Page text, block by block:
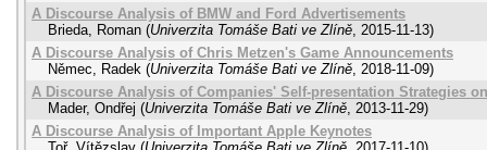
A Discourse Analysis of BMW and Ford Advertisements
Brieda, Roman (Univerzita Tomáše Bati ve Zlíně, 2015-11-13)
A Discourse Analysis of Chris Metzen's Game Announcements
Němec, Radek (Univerzita Tomáše Bati ve Zlíně, 2018-11-09)
A Discourse Analysis of Companies' Self-presentation Strategies
Mader, Ondřej (Univerzita Tomáše Bati ve Zlíně, 2013-11-29)
A Discourse Analysis of Important Apple Keynotes